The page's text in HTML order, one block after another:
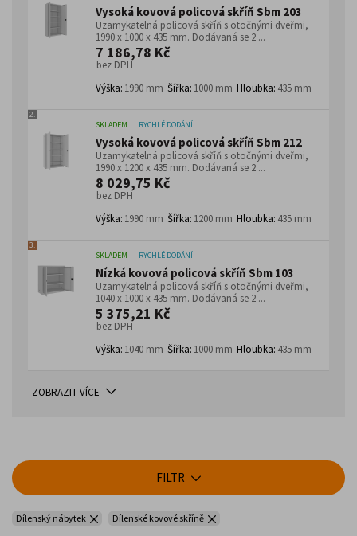
Vysoká kovová policová skříň Sbm 203
Uzamykatelná policová skříň s otočnými dveřmi,
1990 x 1000 x 435 mm. Dodávaná se 2 ...
7 186,78 Kč
bez DPH
Výška: 1990 mm Šířka: 1000 mm Hloubka: 435 mm
2.
SKLADEM
RYCHLÉ DODÁNÍ
Vysoká kovová policová skříň Sbm 212
Uzamykatelná policová skříň s otočnými dveřmi,
1990 x 1200 x 435 mm. Dodávaná se 2 ...
8 029,75 Kč
bez DPH
Výška: 1990 mm Šířka: 1200 mm Hloubka: 435 mm
3.
SKLADEM
RYCHLÉ DODÁNÍ
Nízká kovová policová skříň Sbm 103
Uzamykatelná policová skříň s otočnými dveřmi,
1040 x 1000 x 435 mm. Dodávaná se 2 ...
5 375,21 Kč
bez DPH
Výška: 1040 mm Šířka: 1000 mm Hloubka: 435 mm
ZOBRAZIT VÍCE
FILTR
Dílenský nábytek Dílenské kovové skříně